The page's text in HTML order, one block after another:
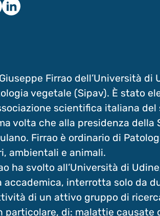
Firrao dell’Università
vegetale (Sipav). È stato
scientifica italiana
volta che alla presidenza
Firrao è ordinario di
ambientali e animali.
ha svolto all’Università di
accademica, interrotta solo da
di un attivo gruppo di
particolare, di: malattie